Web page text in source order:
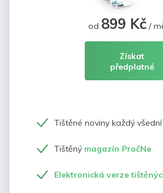
od 899 Kč/
Získat
předplatné
Tištěné noviny každý
Tištěný magazín PročNe
Elektronická verze